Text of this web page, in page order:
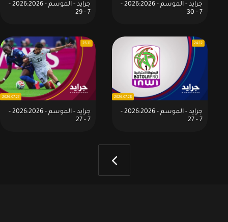
جرايد - الموسم - 2026:2026 -
جرايد - الموسم - 2026:2026 -
جرايد - الموسم - 2026:2026 -
24:12
2026.07.28
جرايد - الموسم - 2026:2026 -
25:11
2026.07.27